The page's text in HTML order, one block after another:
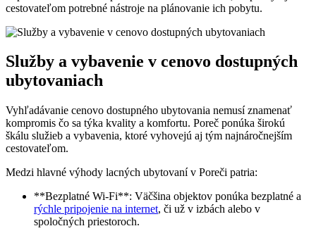
cestovateľom potrebné nástroje na plánovanie ich pobytu.
Služby a vybavenie v cenovo dostupných
ubytovaniach
Vyhľadávanie cenovo dostupného ubytovania nemusí znamenať
kompromis čo sa týka kvality a komfortu. Poreč ponúka širokú
škálu služieb a vybavenia, ktoré vyhovejú aj tým najnáročnejším
cestovateľom.
Medzi hlavné výhody lacných ubytovaní v Poreči patria:
**Bezplatné Wi-Fi**: Väčšina objektov ponúka bezplatné a
rýchle pripojenie na internet, či už v izbách alebo v
spoločných priestoroch.